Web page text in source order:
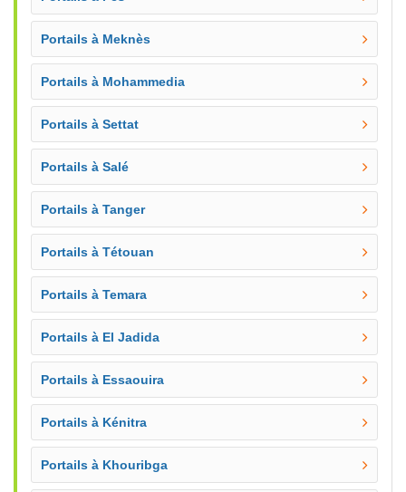
Portails à Meknès
Portails à Mohammedia
Portails à Settat
Portails à Salé
Portails à Tanger
Portails à Tétouan
Portails à Temara
Portails à El Jadida
Portails à Essaouira
Portails à Kénitra
Portails à Khouribga